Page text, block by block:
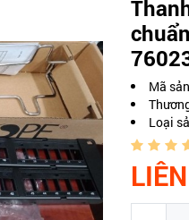
Mã
Loại